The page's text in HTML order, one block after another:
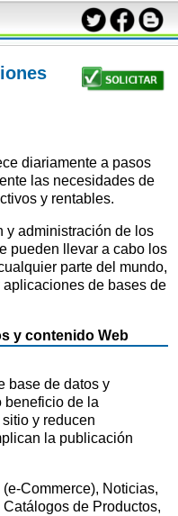
diariamente a pasos
las necesidades de
y rentables.
y administración de los
pueden llevar a cabo los
parte del mundo,
de bases de
y contenido Web
base de datos y
beneficio de la
y reducen
la publicación
Commerce), Noticias,
de Productos,